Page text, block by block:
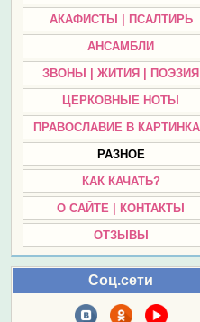
АКАФИСТЫ | ПСАЛТИРЬ
АНСАМБЛИ
ЗВОНЫ | ЖИТИЯ | ПОЭЗИЯ
ЦЕРКОВНЫЕ НОТЫ
ПРАВОСЛАВИЕ В
РАЗНОЕ
КАК КАЧАТЬ?
О САЙТЕ | КОНТАКТЫ
ОТЗЫВЫ
Соц.сети